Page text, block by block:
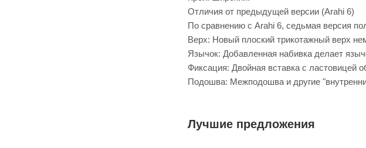
Отличия от предыдущей версии (Arahi 6)
По сравнению с Arahi 6, седьмая версия
Верх: Новый плоский трикотажный верх
Язычок: Добавленная набивка делает
Фиксация: Двойная вставка с ластовицей
Подошва: Межподошва и другие
Лучшие предложения